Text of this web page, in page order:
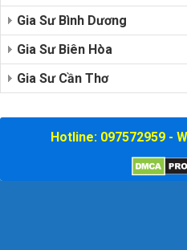
Gia Sư Bình Dương
Gia Sư Biên Hòa
Gia Sư Cần Thơ
Hotline: 097572959 -